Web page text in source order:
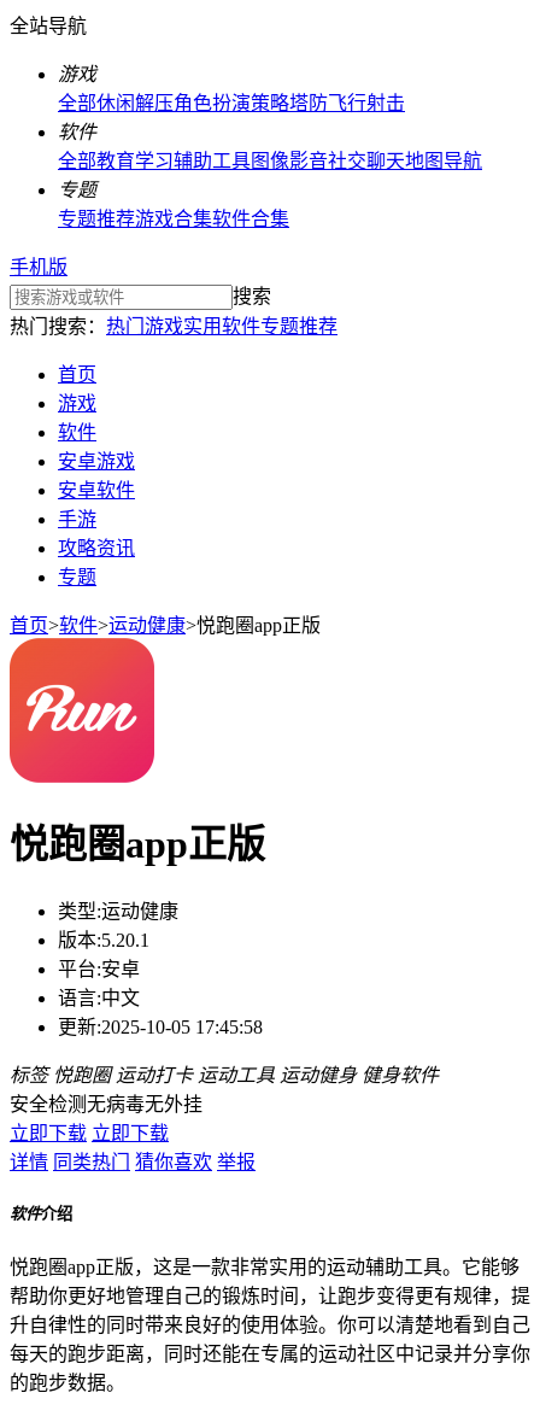
全站导航
游戏
全部休闲解压角色扮演策略塔防飞行射击
软件
全部教育学习辅助工具图像影音社交聊天地图导航
专题
专题推荐游戏合集软件合集
手机版
搜索
热门搜索： 热门游戏实用软件专题推荐
首页
游戏
软件
安卓游戏
安卓软件
手游
攻略资讯
专题
首页>软件>运动健康>悦跑圈app正版
悦跑圈app正版
类型:运动健康
版本:5.20.1
平台:安卓
语言:中文
更新:2025-10-05 17:45:58
标签 悦跑圈 运动打卡 运动工具 运动健身 健身软件
安全检测无病毒无外挂
立即下载 立即下载
详情 同类热门 猜你喜欢 举报
软件介绍
悦跑圈app正版，这是一款非常实用的运动辅助工具。它能够
帮助你更好地管理自己的锻炼时间，让跑步变得更有规律，提
升自律性的同时带来良好的使用体验。你可以清楚地看到自己
每天的跑步距离，同时还能在专属的运动社区中记录并分享你
的跑步数据。